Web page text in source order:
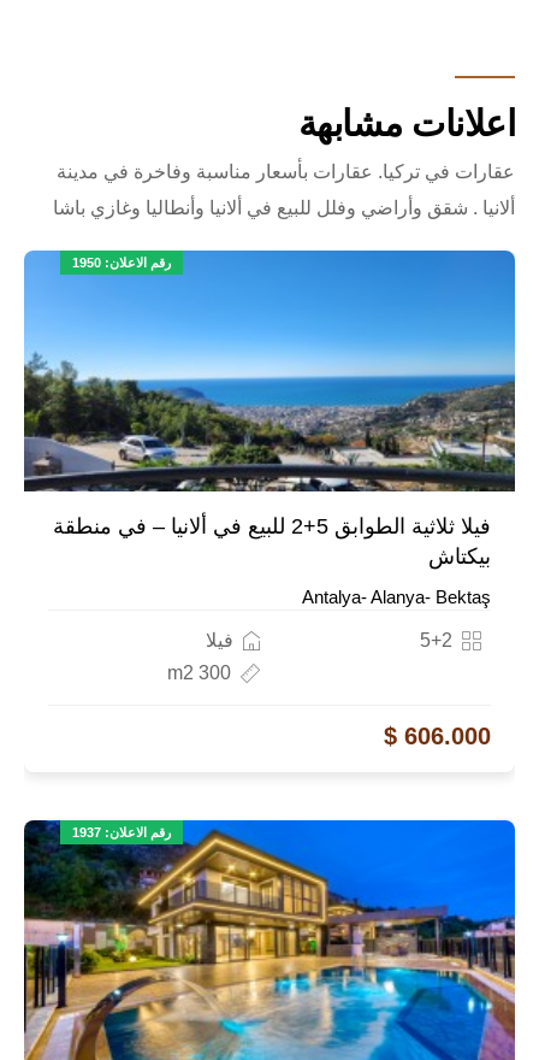
اعلانات مشابهة
عقارات في تركيا. عقارات بأسعار مناسبة وفاخرة في مدينة
ألانيا . شقق وأراضي وفلل للبيع في ألانيا وأنطاليا وغازي باشا
رقم الاعلان: 1950
فيلا ثلاثية الطوابق 5+2 للبيع في ألانيا – في منطقة
بيكتاش
Antalya- Alanya- Bektaş
فيلا
5+2
300 m2
606.000 $
رقم الاعلان: 1937